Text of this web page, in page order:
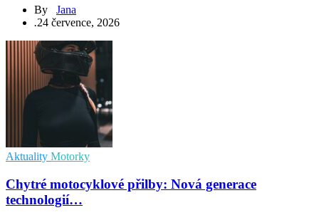
By Jana
.24 července, 2026
Aktuality Motorky
Chytré motocyklové přilby: Nová generace
technologií…